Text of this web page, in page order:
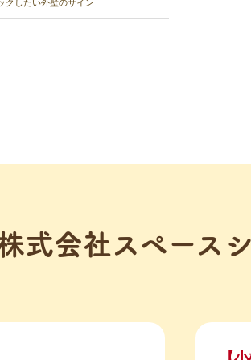
クしたい外壁のサイン
式会社スペース